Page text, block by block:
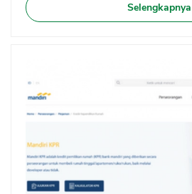
Selengkapnya